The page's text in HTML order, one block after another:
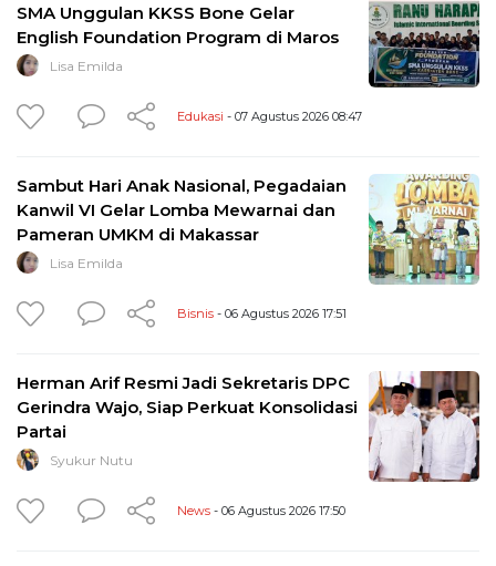
SMA Unggulan KKSS Bone Gelar
English Foundation Program di Maros
Lisa Emilda
Edukasi - 07 Agustus 2026 08:47
Sambut Hari Anak Nasional, Pegadaian
Kanwil VI Gelar Lomba Mewarnai dan
Pameran UMKM di Makassar
Lisa Emilda
Bisnis - 06 Agustus 2026 17:51
Herman Arif Resmi Jadi Sekretaris DPC
Gerindra Wajo, Siap Perkuat Konsolidasi
Partai
Syukur Nutu
News - 06 Agustus 2026 17:50